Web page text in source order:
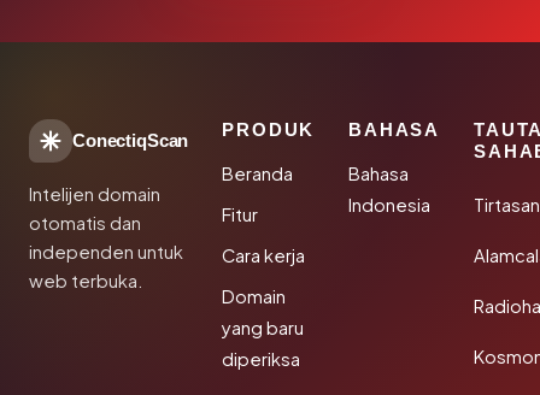
ConectiqScan
Intelijen domain
otomatis dan
independen untuk
web terbuka.
PRODUK
Beranda
Fitur
Cara kerja
Domain
yang baru
diperiksa
BAHASA
Bahasa
Indonesia